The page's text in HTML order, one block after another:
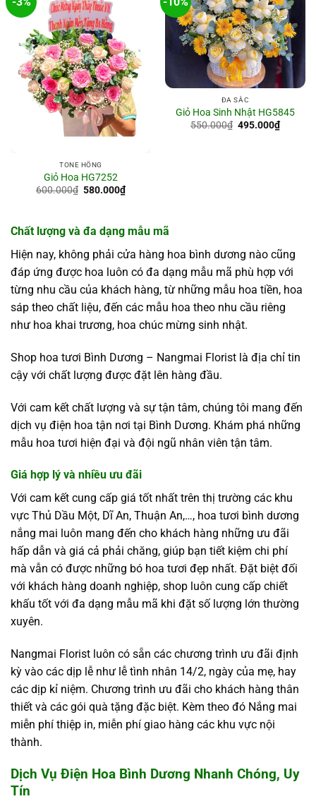
TONE HỒNG
Giỏ Hoa HG7252
600.000₫ Giá
580.000₫Giá
hiện
580.000₫.
ĐA SẮC
Giỏ Hoa Sinh Nhật HG5845
550.000₫ Giá
495.000₫Giá
hiện
Chất lượng và đa dạng mẫu mã
Hiện nay, không phải cửa hàng hoa bình dương nào cũng
đáp ứng được hoa luôn có đa dạng mẫu mã phù hợp với
từng nhu cầu của khách hàng, từ những mẫu hoa tiền, hoa
sáp theo chất liệu, đến các mẫu hoa theo nhu cầu riêng
như hoa khai trương, hoa chúc mừng sinh nhật.
Shop hoa tươi Bình Dương – Nangmai Florist là địa chỉ tin
cậy với chất lượng được đặt lên hàng đầu.
Với cam kết chất lượng và sự tận tâm, chúng tôi mang đến
dịch vụ điện hoa tận nơi tại Bình Dương. Khám phá những
mẫu hoa tươi hiện đại và đội ngũ nhân viên tận tâm.
Giá hợp lý và nhiều ưu đãi
Với cam kết cung cấp giá tốt nhất trên thị trường các khu
vực Thủ Dầu Một, Dĩ An, Thuận An,…, hoa tươi bình dương
nắng mai luôn mang đến cho khách hàng những ưu đãi
hấp dẫn và giá cả phải chăng, giúp bạn tiết kiệm chi phí
mà vẫn có được những bó hoa tươi đẹp nhất. Đặt biệt đối
với khách hàng doanh nghiệp, shop luôn cung cấp chiết
khấu tốt với đa dạng mẫu mã khi đặt số lượng lớn thường
xuyên.
Nangmai Florist luôn có sẵn các chương trình ưu đãi định
kỳ vào các dịp lễ như lễ tình nhân 14/2, ngày của mẹ, hay
các dịp kỉ niệm. Chương trình ưu đãi cho khách hàng thân
thiết và các gói quà tặng đặc biệt. Kèm theo đó Nắng mai
miễn phí thiệp in, miễn phí giao hàng các khu vực nội
thành.
Dịch Vụ Điện Hoa Bình Dương Nhanh Chóng, Uy
Tín